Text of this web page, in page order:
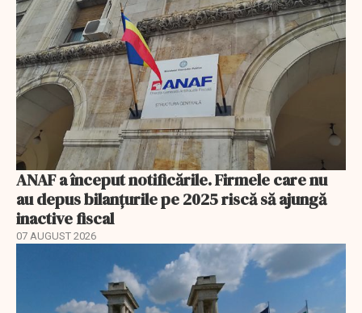
ANAF a început notificările. Firmele care nu
au depus bilanțurile pe 2025 riscă să ajungă
inactive fiscal
07 AUGUST 2026